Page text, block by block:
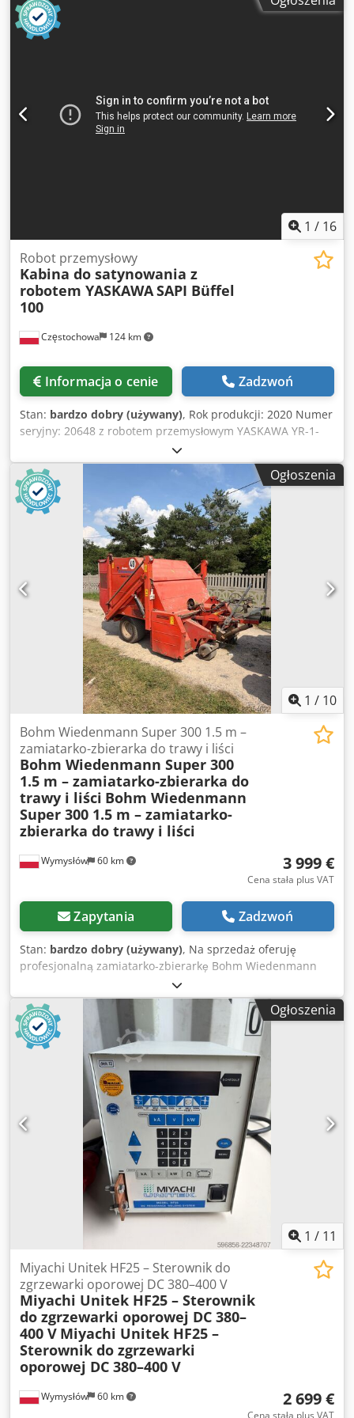
1 / 16
Częstochowa 124 km
Robot przemysłowy
Kabina do satynowania z
robotem YASKAWASAPI Büffel
100
Informacja o cenie Zadzwoń
Stan: bardzo dobry (używany), Rok produkcji: 2020 Numer
seryjny: 20648 z robotem przemysłowym YASKAWA YR-1-
06VX-A00, nr seryjny: K18777-473-1 Sterowanie: YASKAWA
Eras-1000-06VX8- E10 Dcedpjvyh Dlsfx Actek Cela była
wykorzystywana do satynowania elementów z tworzyw
sztucznych.
Ogłoszenia
1 / 10
Wymysłów 60 km
Bohm Wiedenmann Super 300 1.5 m –
zamiatarko-zbierarka do trawy i liści
Bohm Wiedenmann Super 300
1.5 m – zamiatarko-zbierarka do
trawy i liści Bohm Wiedenmann
Super 300 1.5 m – zamiatarko-
zbierarka do trawy i liści
3 999 €
Cena stała plus VAT
Zapytania Zadzwoń
Stan: bardzo dobry (używany), Na sprzedaż oferuję
profesjonalną zamiatarko-zbierarkę Bohm Wiedenmann
Super 300 o szerokości roboczej 1,5 m. Maszyna
przeznaczona do zbierania skoszonej trawy, liści, gałęzi,
filcu po wertykulacji oraz innych zanieczyszczeń z terenów
zielonych, boisk, parków, pól golfowych i dużych
trawników. Model Super 300 jest ceniony za solidną
konstrukcję oraz dużą wydajność pracy. Djdpszmhz Tsfx
Actock Dane techniczne: * Producent: Bohm Wiedenmann
GmbH * Model: Super 300 1.5 * Rok produkcji: 1998 *
Szerokość robocza: 1,5 m * Dopuszczalna masa całkowita:
1450 kg * Dopuszczalne obciążenie osi: 1250 kg *
Dopuszczalny nacisk na zaczep: 200 kg * Maksymalna
prędkość transportowa: 40 km/h * Wałek WOM * Duży
zbiornik na zebrany materiał * Hydrauliczne sterowanie
Maszyna wizualnie nosi normalne ślady użytkowania
wynikające z wieku. Sprzedawana jest dokładnie w takim
stanie, jak przedstawiono na zdjęciach.
Ogłoszenia
1 / 11
Wymysłów 60 km
Miyachi Unitek HF25 – Sterownik do
zgrzewarki oporowej DC 380–400 V
Miyachi Unitek HF25 – Sterownik
do zgrzewarki oporowej DC 380–
400 V Miyachi Unitek HF25 –
Sterownik do zgrzewarki
oporowej DC 380–400 V
2 699 €
Cena stała plus VAT